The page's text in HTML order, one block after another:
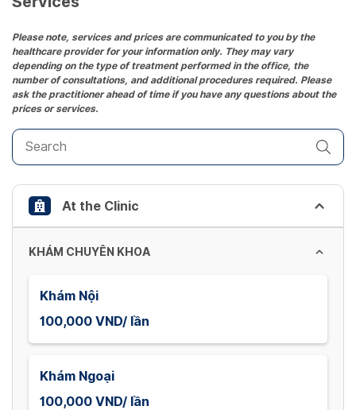
the
question
mark
key
to
get
the
keyboard
shortcuts
for
changing
dates.
Please note, services and prices are communicated to you by the
healthcare provider for your information only. They may vary
depending on the type of treatment performed in the office, the
number of consultations, and additional procedures required. Please
ask the practitioner ahead of time if you have any questions about the
prices or services.
At the Clinic
KHÁM CHUYÊN KHOA
Khám Nội
100,000 VND/ lần
Khám Ngoại
100,000 VND/ lần